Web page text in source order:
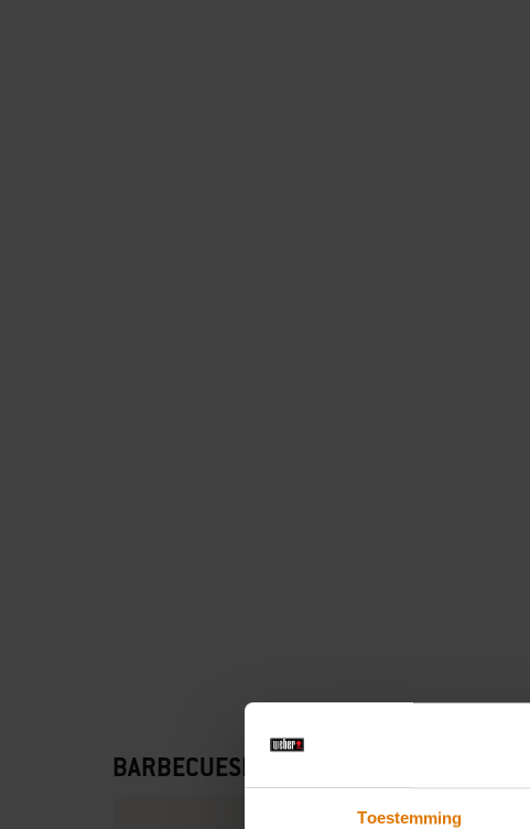
Toestemming
BARBECUESPECIFICATIES